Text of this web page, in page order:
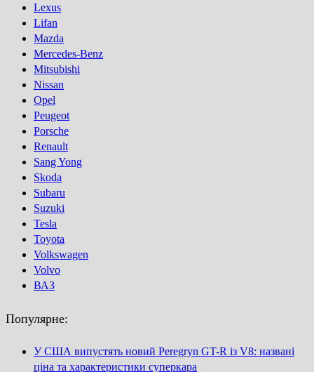
Lexus
Lifan
Mazda
Mercedes-Benz
Mitsubishi
Nissan
Opel
Peugeot
Porsсhe
Renault
Sang Yong
Skoda
Subaru
Suzuki
Tesla
Toyota
Volkswagen
Volvo
ВАЗ
Популярне:
У США випустять новий Peregryn GT-R із V8: названі
ціна та характеристики суперкара